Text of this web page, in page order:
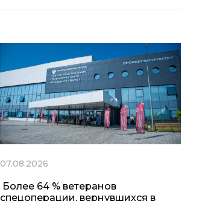
07.08.2026
Более 64 % ветеранов
спецоперации, вернувшихся в